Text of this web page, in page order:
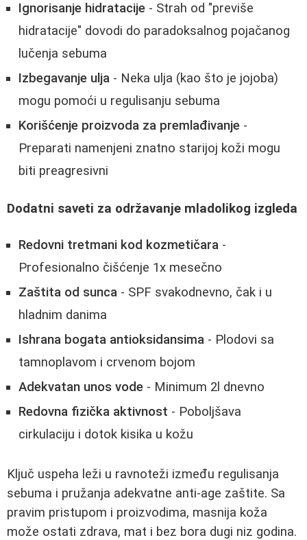
Ignorisanje hidratacije - Strah od "previše
hidratacije" dovodi do paradoksalnog pojačanog
lučenja sebuma
Izbegavanje ulja - Neka ulja (kao što je jojoba)
mogu pomoći u regulisanju sebuma
Korišćenje proizvoda za premlađivanje -
Preparati namenjeni znatno starijoj koži mogu
biti preagresivni
Dodatni saveti za održavanje mladolikog izgleda
Redovni tretmani kod kozmetičara -
Profesionalno čišćenje 1x mesečno
Zaštita od sunca - SPF svakodnevno, čak i u
hladnim danima
Ishrana bogata antioksidansima - Plodovi sa
tamnoplavom i crvenom bojom
Adekvatan unos vode - Minimum 2l dnevno
Redovna fizička aktivnost - Poboljšava
cirkulaciju i dotok kisika u kožu
Ključ uspeha leži u ravnoteži između regulisanja
sebuma i pružanja adekvatne anti-age zaštite. Sa
pravim pristupom i proizvodima, masnija koža
može ostati zdrava, mat i bez bora dugi niz godina.